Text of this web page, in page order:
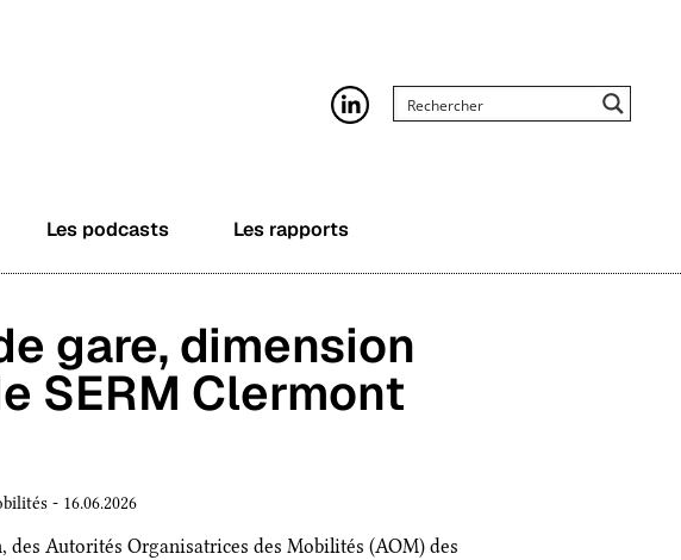
Les podcasts Les rapports
gare, dimension
SERM Clermont
- 16.06.2026
des Autorités Organisatrices des Mobilités (AOM) des